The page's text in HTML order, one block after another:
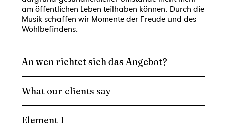
am öffentlichen Leben teilhaben können. Durch die
Musik schaffen wir Momente der Freude und des
Wohlbefindens.
An wen richtet sich das Angebot?
What our clients say
Element 1